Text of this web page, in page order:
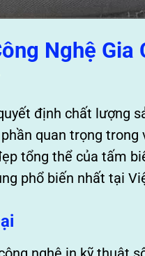
Nghệ Gia
định chất lượng
quan trọng
tổng thể của tấm
phổ biến nhất tại